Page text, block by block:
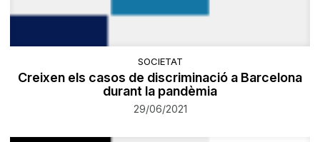
SOCIETAT
Creixen els casos de discriminació a Barcelona
durant la pandèmia
29/06/2021